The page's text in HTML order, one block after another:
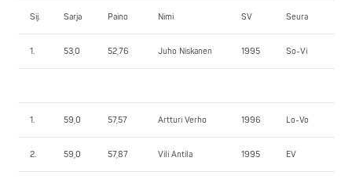
Sij. Sarja Paino Nimi SV Seura
1. 53,0 52,76 Juho Niskanen 1995 So-Vi
1. 59,0 57,57 Artturi Verho 1996 Lo-Vo
2. 59,0 57,87 Vili Antila 1995 EV